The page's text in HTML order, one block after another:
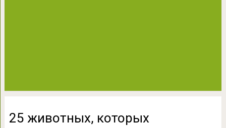
25 животных, которых